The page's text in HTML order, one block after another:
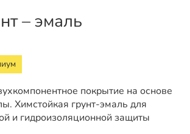
– эмаль
покрытие на основе
Химстойкая грунт-эмаль для
и гидроизоляционной защиты